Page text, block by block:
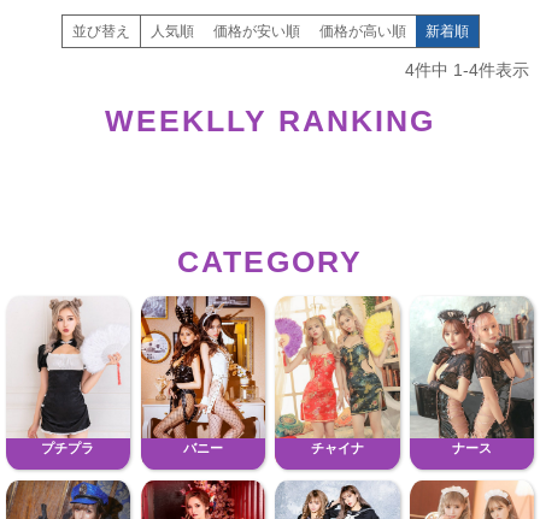
並び替え 人気順 価格が安い順 価格が高い順 新着順
4件中 1-4件表示
WEEKLLY RANKING
CATEGORY
プチプラ バニー チャイナ ナース